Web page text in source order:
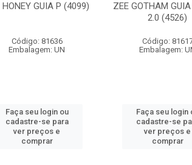
HONEY GUIA P (4099)
Código: 81636
Embalagem: UN
Faça seu login ou
cadastre-se para
ver preços e
comprar
ZEE GOTHAM GUIA
2.0 (4526)
Código:
Embalagem:
Faça seu login
cadastre-se
ver preços e
comprar